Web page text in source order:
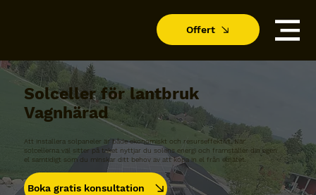
Offert
Solceller för lantbruk
Vagnhärad
Att installera solpaneler är både ekonomiskt och resurseffektivt. När
solcellerna väl sitter på taket nyttjar du solens energi och framställer din egen
el samtidigt som du minskar ditt behov av att köpa in el från elnätet.
Boka gratis konsultation